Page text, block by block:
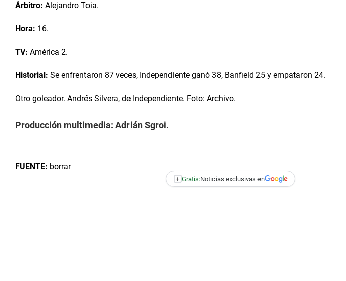
Árbitro: Alejandro Toia.
Hora: 16.
TV: América 2.
Historial: Se enfrentaron 87 veces, Independiente ganó 38, Banfield 25 y empataron 24.
Otro goleador. Andrés Silvera, de Independiente. Foto: Archivo.
Producción multimedia: Adrián Sgroi.
FUENTE: borrar
+ Gratis:Noticias exclusivas en